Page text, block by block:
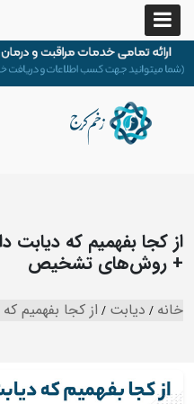
از کجا بفهمیم که دیابت
+ روش‌های تشخیص
خانه دیابت از کجا بفهمیم